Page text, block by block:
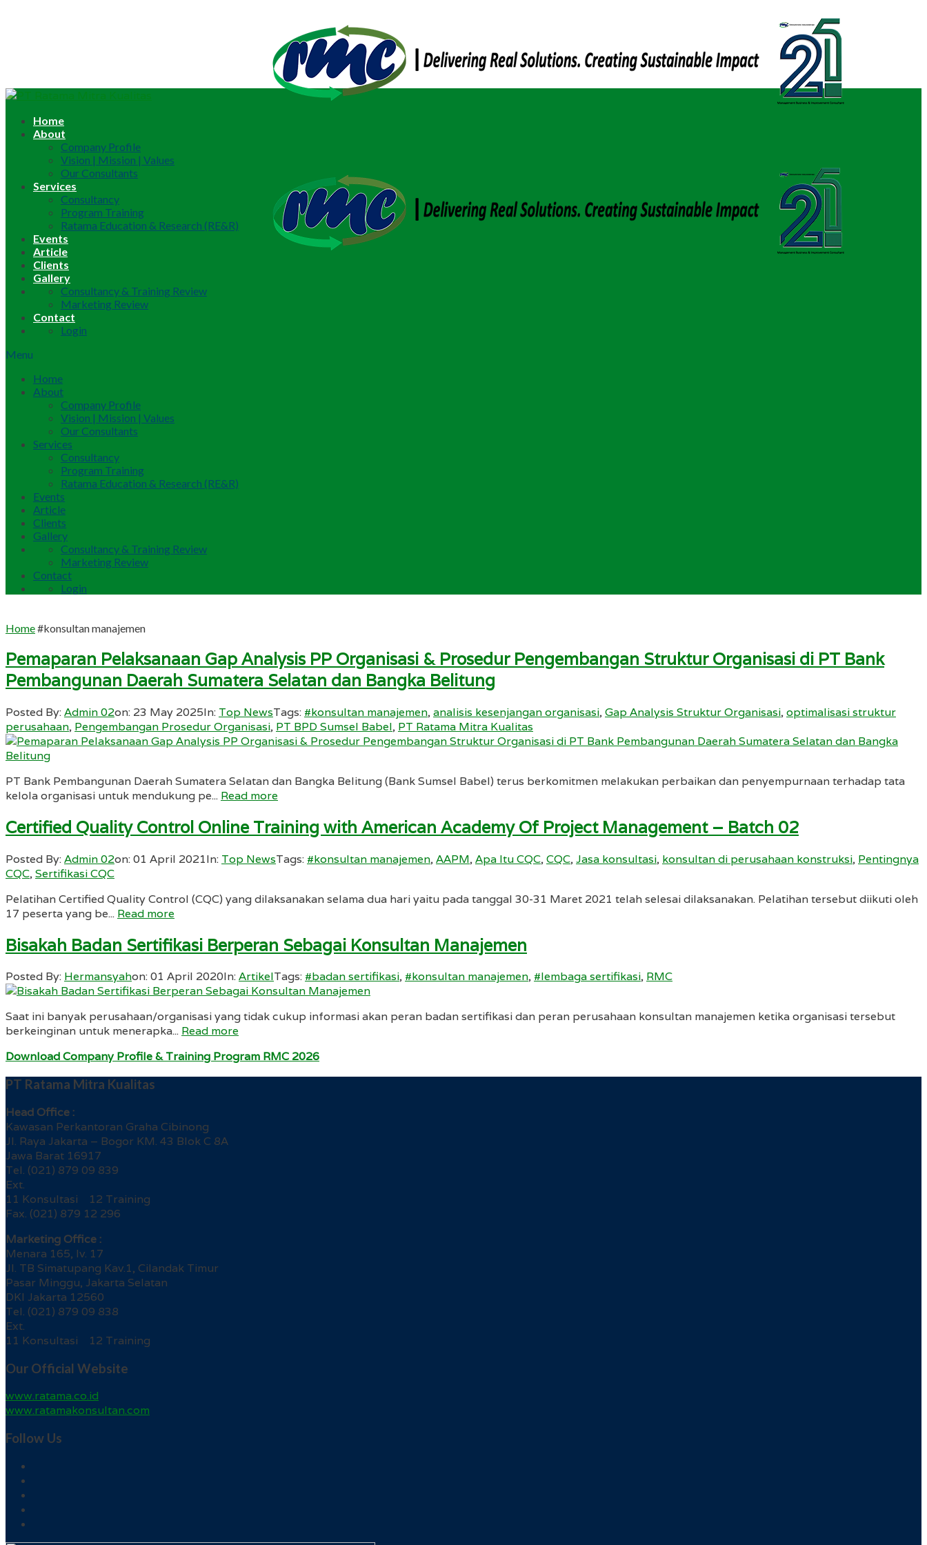
Home
About
Company Profile
Vision | Mission | Values
Our Consultants
Services
Consultancy
Program Training
Ratama Education & Research (RE&R)
Events
Article
Clients
Gallery
Consultancy & Training Review
Marketing Review
Contact
Login
Menu
Home
About
Company Profile
Vision | Mission | Values
Our Consultants
Services
Consultancy
Program Training
Ratama Education & Research (RE&R)
Events
Article
Clients
Gallery
Consultancy & Training Review
Marketing Review
Contact
Login
Home#konsultan manajemen
Pemaparan Pelaksanaan Gap Analysis PP Organisasi & Prosedur Pengembangan Struktur Organisasi di PT Bank
Pembangunan Daerah Sumatera Selatan dan Bangka Belitung
Posted By:Admin 02on: 23 May 2025In: Top NewsTags: #konsultan manajemen,analisis kesenjangan organisasi,Gap Analysis Struktur Organisasi,optimalisasi struktur
perusahaan, Pengembangan Prosedur Organisasi, PT BPD Sumsel Babel, PT Ratama Mitra Kualitas
PT Bank Pembangunan Daerah Sumatera Selatan dan Bangka Belitung (Bank Sumsel Babel) terus berkomitmen melakukan perbaikan dan penyempurnaan terhadap tata
kelola organisasi untuk mendukung pe... Read more
Certified Quality Control Online Training with American Academy Of Project Management – Batch 02
Posted By:Admin 02on:01 April 2021In: Top NewsTags: #konsultan manajemen,AAPM,Apa Itu CQC,CQC,Jasa konsultasi, konsultan di perusahaan konstruksi, Pentingnya
CQC,Sertifikasi CQC
Pelatihan Certified Quality Control (CQC) yang dilaksanakan selama dua hari yaitu pada tanggal 30-31 Maret 2021 telah selesai dilaksanakan. Pelatihan tersebut diikuti oleh
17 peserta yang be... Read more
Bisakah Badan Sertifikasi Berperan Sebagai Konsultan Manajemen
Posted By: Hermansyahon:01 April 2020In:ArtikelTags: #badan sertifikasi, #konsultan manajemen, #lembaga sertifikasi, RMC
Saat ini banyak perusahaan/organisasi yang tidak cukup informasi akan peran badan sertifikasi dan peran perusahaan konsultan manajemen ketika organisasi tersebut
berkeinginan untuk menerapka... Read more
Download Company Profile & Training Program RMC 2026
PT Ratama Mitra Kualitas
Head Office :
Kawasan Perkantoran Graha Cibinong
Jl. Raya Jakarta – Bogor KM. 43 Blok C 8A
Jawa Barat 16917
Tel. (021) 879 09 839
Ext.
11 Konsultasi 12 Training
Fax. (021) 879 12 296
Marketing Office :
Menara 165, lv. 17
Jl. TB Simatupang Kav.1, Cilandak Timur
Pasar Minggu, Jakarta Selatan
DKI Jakarta 12560
Tel. (021) 879 09 838
Ext.
11 Konsultasi 12 Training
Our Official Website
www.ratama.co.id
www.ratamakonsultan.com
Follow Us